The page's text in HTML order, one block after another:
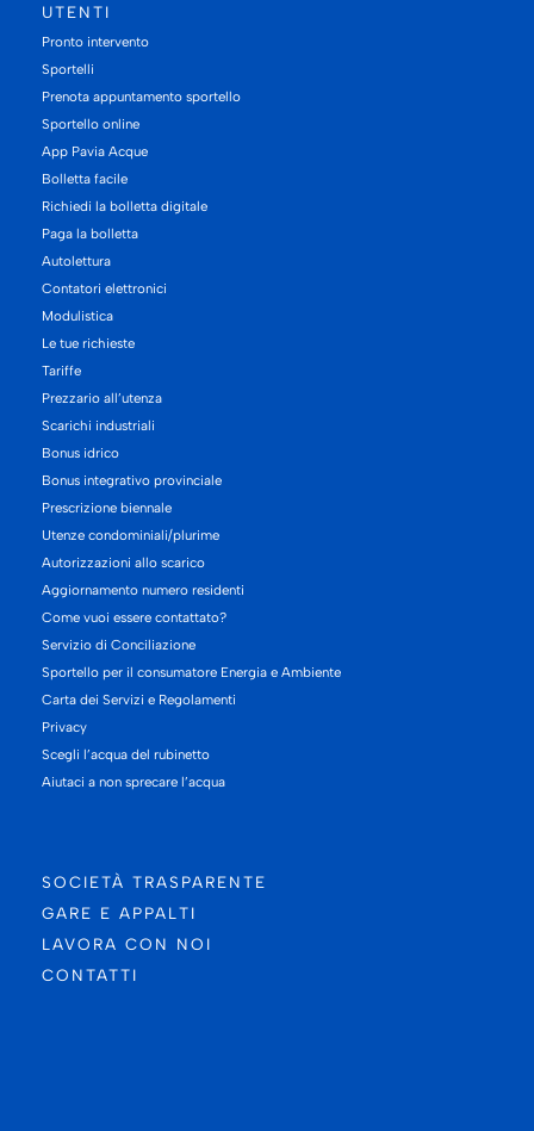
UTENTI
Pronto intervento
Sportelli
Prenota appuntamento sportello
Sportello online
App Pavia Acque
Bolletta facile
Richiedi la bolletta digitale
Paga la bolletta
Autolettura
Contatori elettronici
Modulistica
Le tue richieste
Tariffe
Prezzario all’utenza
Scarichi industriali
Bonus idrico
Bonus integrativo provinciale
Prescrizione biennale
Utenze condominiali/plurime
Autorizzazioni allo scarico
Aggiornamento numero residenti
Come vuoi essere contattato?
Servizio di Conciliazione
Sportello per il consumatore Energia e Ambiente
Carta dei Servizi e Regolamenti
Privacy
Scegli l’acqua del rubinetto
Aiutaci a non sprecare l’acqua
SOCIETÀ TRASPARENTE
GARE E APPALTI
LAVORA CON NOI
CONTATTI